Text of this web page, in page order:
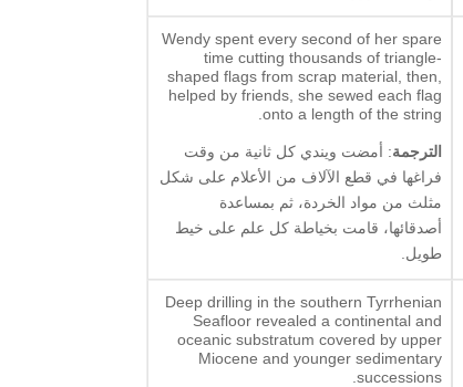
Wendy spent every second of her spare
time cutting thousands of triangle-
shaped flags from scrap material, then,
helped by friends, she sewed each flag
onto a length of the string.
الترجمة: أمضت ويندي كل ثانية من وقت
فراغها في قطع الآلاف من الأعلام على شكل
مثلث من مواد الخردة، ثم بمساعدة
أصدقائها، قامت بخياطة كل علم على خيط
طويل.
Deep drilling in the southern Tyrrhenian
Seafloor revealed a continental and
oceanic substratum covered by upper
Miocene and younger sedimentary
successions.